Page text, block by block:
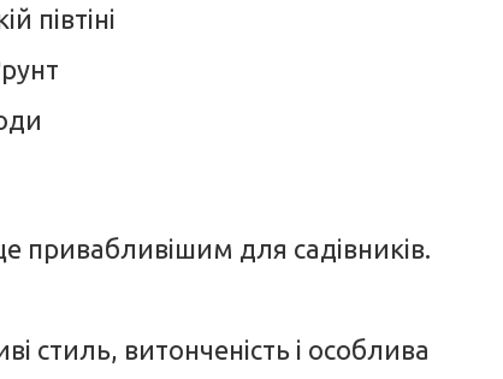
півтіні
привабливішим для садівників.
стиль, витонченість і особлива